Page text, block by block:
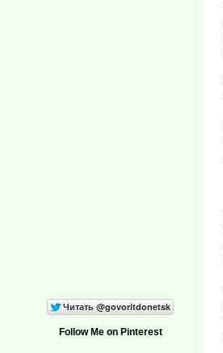
Follow Me on Pinterest